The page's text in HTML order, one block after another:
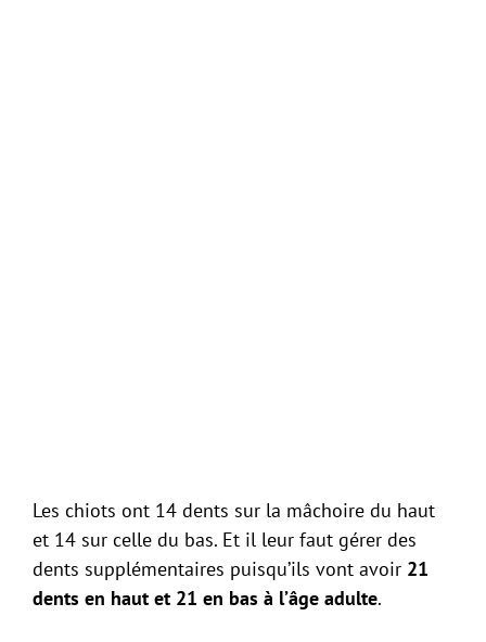
Les chiots ont 14 dents sur la mâchoire du haut
et 14 sur celle du bas. Et il leur faut gérer des
dents supplémentaires puisqu’ils vont avoir 21
dents en haut et 21 en bas à l’âge adulte.